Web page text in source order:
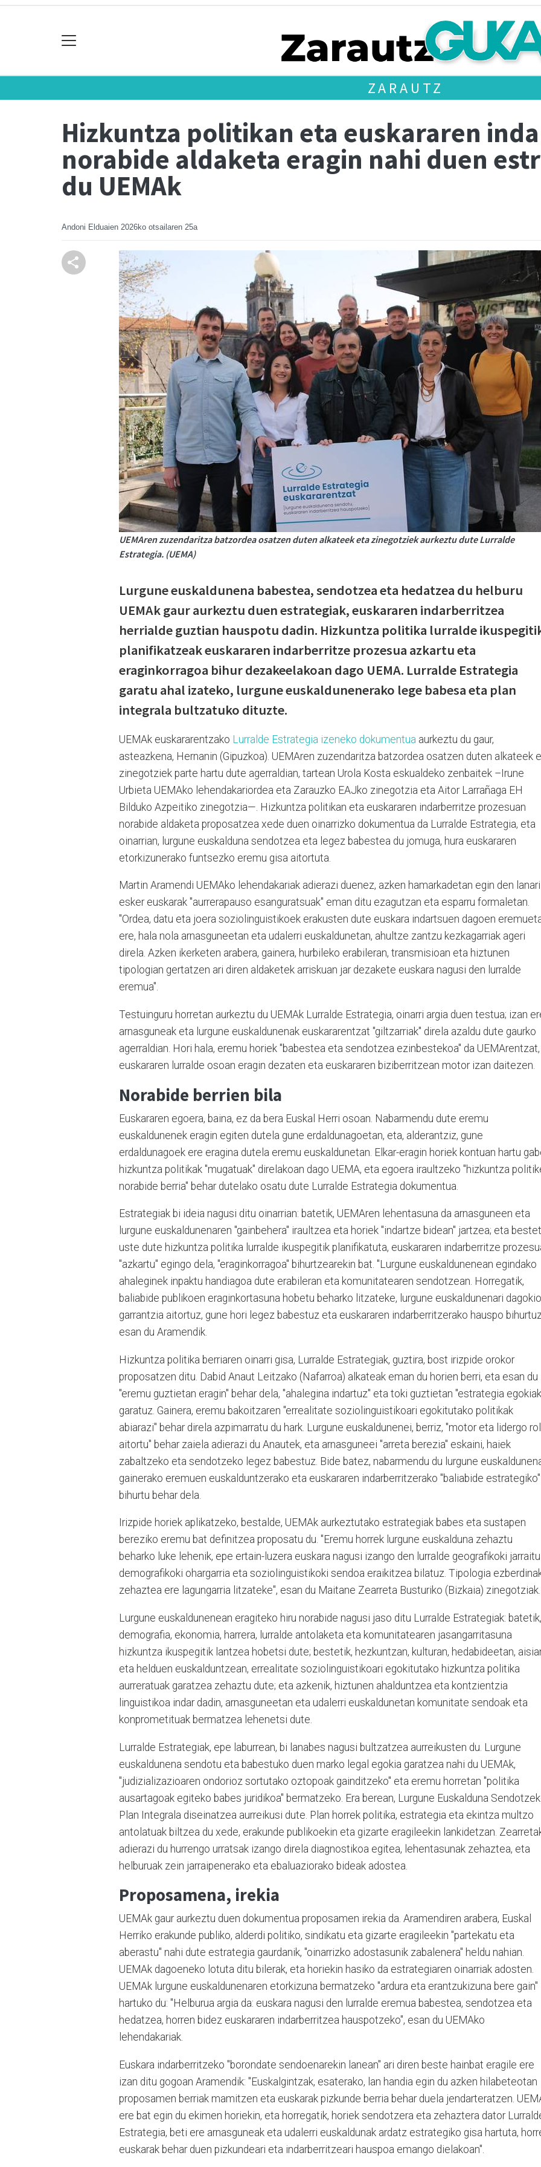
ZARAUTZ
Hizkuntza politikan eta euskararen
norabide aldaketa eragin nahi duen
du UEMAk
Andoni Elduaien 2026ko otsailaren 25a
UEMAren zuzendaritza batzordea osatzen duten alkateek eta zinegotziek aurkeztu dute Lurralde
Estrategia. (UEMA)
Lurgune euskaldunena babestea, sendotzea eta hedatzea du helburu
UEMAk gaur aurkeztu duen estrategiak, euskararen indarberritzea
herrialde guztian hauspotu dadin. Hizkuntza politika lurralde
planifikatzeak euskararen indarberritze prozesua azkartu eta
eraginkorragoa bihur dezakeelakoan dago UEMA. Lurralde Estrategia
garatu ahal izateko, lurgune euskaldunenerako lege babesa eta plan
integrala bultzatuko dituzte.
UEMAk euskararentzako Lurralde Estrategia izeneko dokumentua aurkeztu du gaur,
asteazkena, Hernanin (Gipuzkoa). UEMAren zuzendaritza batzordea osatzen duten alkateek
zinegotziek parte hartu dute agerraldian, tartean Urola Kosta eskualdeko zenbaitek –Irune
Urbieta UEMAko lehendakariordea eta Zarauzko EAJko zinegotzia eta Aitor Larrañaga EH
Bilduko Azpeitiko zinegotzia—. Hizkuntza politikan eta euskararen indarberritze prozesuan
norabide aldaketa proposatzea xede duen oinarrizko dokumentua da Lurralde Estrategia, eta
oinarrian, lurgune euskalduna sendotzea eta legez babestea du jomuga, hura euskararen
etorkizunerako funtsezko eremu gisa aitortuta.
Martin Aramendi UEMAko lehendakariak adierazi duenez, azken hamarkadetan egin den lanari
esker euskarak "aurrerapauso esanguratsuak" eman ditu ezagutzan eta esparru formaletan.
"Ordea, datu eta joera soziolinguistikoek erakusten dute euskara indartsuen dagoen
ere, hala nola arnasguneetan eta udalerri euskaldunetan, ahultze zantzu kezkagarriak ageri
direla. Azken ikerketen arabera, gainera, hurbileko erabileran, transmisioan eta hiztunen
tipologian gertatzen ari diren aldaketek arriskuan jar dezakete euskara nagusi den lurralde
eremua".
Testuinguru horretan aurkeztu du UEMAk Lurralde Estrategia, oinarri argia duen testua; izan
arnasguneak eta lurgune euskaldunenak euskararentzat "giltzarriak" direla azaldu dute gaurko
agerraldian. Hori hala, eremu horiek "babestea eta sendotzea ezinbestekoa" da UEMArentzat,
euskararen lurralde osoan eragin dezaten eta euskararen biziberritzean motor izan daitezen.
Norabide berrien bila
Euskararen egoera, baina, ez da bera Euskal Herri osoan. Nabarmendu dute eremu
euskaldunenek eragin egiten dutela gune erdaldunagoetan, eta, alderantziz, gune
erdaldunagoek ere eragina dutela eremu euskaldunetan. Elkar-eragin horiek kontuan hartu
hizkuntza politikak "mugatuak" direlakoan dago UEMA, eta egoera iraultzeko "hizkuntza
norabide berria" behar dutelako osatu dute Lurralde Estrategia dokumentua.
Estrategiak bi ideia nagusi ditu oinarrian: batetik, UEMAren lehentasuna da arnasguneen eta
lurgune euskaldunenaren "gainbehera" iraultzea eta horiek "indartze bidean" jartzea; eta
uste dute hizkuntza politika lurralde ikuspegitik planifikatuta, euskararen indarberritze
"azkartu" egingo dela, "eraginkorragoa" bihurtzearekin bat. "Lurgune euskaldunenean egindako
ahaleginek inpaktu handiagoa dute erabileran eta komunitatearen sendotzean. Horregatik,
baliabide publikoen eraginkortasuna hobetu beharko litzateke, lurgune euskaldunenari
garrantzia aitortuz, gune hori legez babestuz eta euskararen indarberritzerako hauspo
esan du Aramendik.
Hizkuntza politika berriaren oinarri gisa, Lurralde Estrategiak, guztira, bost irizpide orokor
proposatzen ditu. Dabid Anaut Leitzako (Nafarroa) alkateak eman du horien berri, eta esan du
"eremu guztietan eragin" behar dela, "ahalegina indartuz" eta toki guztietan "estrategia
garatuz. Gainera, eremu bakoitzaren "errealitate soziolinguistikoari egokitutako politikak
abiarazi" behar direla azpimarratu du hark. Lurgune euskaldunenei, berriz, "motor eta lidergo
aitortu" behar zaiela adierazi du Anautek, eta arnasguneei "arreta berezia" eskaini, haiek
zabaltzeko eta sendotzeko legez babestuz. Bide batez, nabarmendu du lurgune
gainerako eremuen euskalduntzerako eta euskararen indarberritzerako "baliabide estrategiko"
bihurtu behar dela.
Irizpide horiek aplikatzeko, bestalde, UEMAk aurkeztutako estrategiak babes eta sustapen
bereziko eremu bat definitzea proposatu du. "Eremu horrek lurgune euskalduna zehaztu
beharko luke lehenik, epe ertain-luzera euskara nagusi izango den lurralde geografikoki
demografikoki ohargarria eta soziolinguistikoki sendoa eraikitzea bilatuz. Tipologia
zehaztea ere lagungarria litzateke", esan du Maitane Zearreta Busturiko (Bizkaia) zinegotziak.
Lurgune euskaldunenean eragiteko hiru norabide nagusi jaso ditu Lurralde Estrategiak: batetik,
demografia, ekonomia, harrera, lurralde antolaketa eta komunitatearen jasangarritasuna
hizkuntza ikuspegitik lantzea hobetsi dute; bestetik, hezkuntzan, kulturan, hedabideetan,
eta helduen euskalduntzean, errealitate soziolinguistikoari egokitutako hizkuntza politika
aurreratuak garatzea zehaztu dute; eta azkenik, hiztunen ahalduntzea eta kontzientzia
linguistikoa indar dadin, arnasguneetan eta udalerri euskaldunetan komunitate sendoak eta
konprometituak bermatzea lehenetsi dute.
Lurralde Estrategiak, epe laburrean, bi lanabes nagusi bultzatzea aurreikusten du. Lurgune
euskaldunena sendotu eta babestuko duen marko legal egokia garatzea nahi du UEMAk,
"judizializazioaren ondorioz sortutako oztopoak gainditzeko" eta eremu horretan "politika
ausartagoak egiteko babes juridikoa" bermatzeko. Era berean, Lurgune Euskalduna
Plan Integrala diseinatzea aurreikusi dute. Plan horrek politika, estrategia eta ekintza multzo
antolatuak biltzea du xede, erakunde publikoekin eta gizarte eragileekin lankidetzan.
adierazi du hurrengo urratsak izango direla diagnostikoa egitea, lehentasunak zehaztea, eta
helburuak zein jarraipenerako eta ebaluaziorako bideak adostea.
Proposamena, irekia
UEMAk gaur aurkeztu duen dokumentua proposamen irekia da. Aramendiren arabera, Euskal
Herriko erakunde publiko, alderdi politiko, sindikatu eta gizarte eragileekin "partekatu eta
aberastu" nahi dute estrategia gaurdanik, "oinarrizko adostasunik zabalenera" heldu nahian.
UEMAk dagoeneko lotuta ditu bilerak, eta horiekin hasiko da estrategiaren oinarriak adosten.
UEMAk lurgune euskaldunenaren etorkizuna bermatzeko "ardura eta erantzukizuna bere gain"
hartuko du: "Helburua argia da: euskara nagusi den lurralde eremua babestea, sendotzea eta
hedatzea, horren bidez euskararen indarberritzea hauspotzeko", esan du UEMAko
lehendakariak.
Euskara indarberritzeko "borondate sendoenarekin lanean" ari diren beste hainbat eragile ere
izan ditu gogoan Aramendik: "Euskalgintzak, esaterako, lan handia egin du azken hilabeteotan
proposamen berriak mamitzen eta euskarak pizkunde berria behar duela jendarteratzen.
ere bat egin du ekimen horiekin, eta horregatik, horiek sendotzera eta zehaztera dator
Estrategia, beti ere arnasguneak eta udalerri euskaldunak ardatz estrategiko gisa hartuta,
euskarak behar duen pizkundeari eta indarberritzeari hauspoa emango dielakoan".